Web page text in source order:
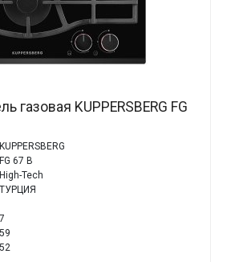
газовая KUPPERSBERG FG
KUPPERSBERG
FG 67 B
High-Tech
ТУРЦИЯ
7
59
52